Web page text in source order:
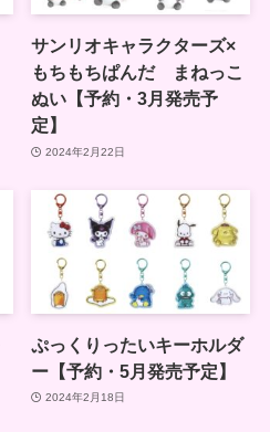
サンリオキャラクターズ×
もちもちぱんだ まねっこ
ぬい【予約・3月発売予
定】
2024年2月22日
ぷっくりったいキーホルダ
ー【予約・5月発売予定】
2024年2月18日